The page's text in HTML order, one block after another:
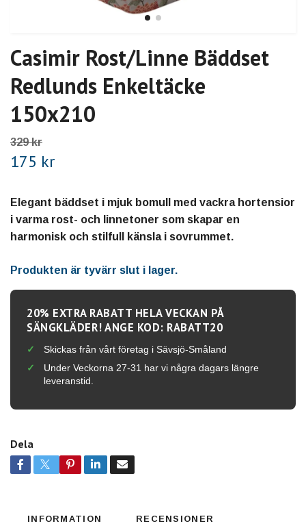
Casimir Rost/Linne Bäddset
Redlunds Enkeltäcke
150x210
329 kr
175 kr
Elegant bäddset i mjuk bomull med vackra hortensior
i varma rost- och linnetoner som skapar en
harmonisk och stilfull känsla i sovrummet.
Produkten är tyvärr slut i lager.
20% EXTRA RABATT HELA VECKAN PÅ
SÄNGKLÄDER! ANGE KOD: RABATT20
Skickas från vårt företag i Sävsjö-Småland
Under Veckorna 27-31 har vi några dagars längre
leveranstid.
Dela
INFORMATION RECENSIONER